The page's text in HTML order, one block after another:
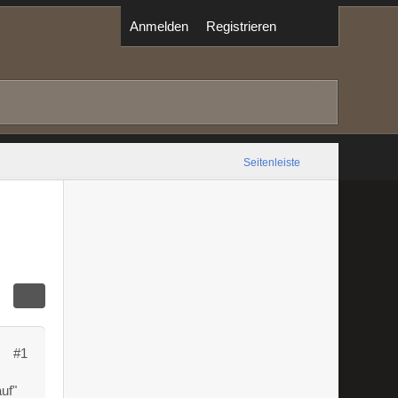
Anmelden Registrieren
Seitenleiste
#1